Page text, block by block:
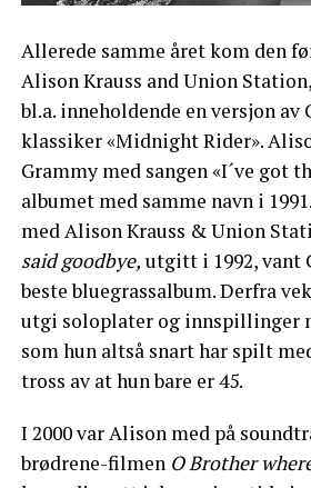
Allerede samme året kom den
Alison Krauss and Union Station,
bl.a. inneholdende en versjon av
klassiker «Midnight Rider».
Grammy med sangen «I´ve got
albumet med samme navn i
med Alison Krauss & Union
said goodbye, utgitt i 1992, vant
beste bluegrassalbum. Derfra
utgi soloplater og innspillinger
som hun altså snart har spilt
tross av at hun bare er 45.
I 2000 var Alison med på
brødrene-filmen O Brother